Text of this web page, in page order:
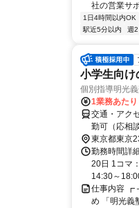
社の営業サ
1日4時間以内OK
駅近5分以内
週
小学生向け
個別指導明光
1業務あたり
交通・アク
勤可（応相談
東京都東京
勤務時間詳
20日 1コマ
14:30～
仕事内容 ┏
め 「明光